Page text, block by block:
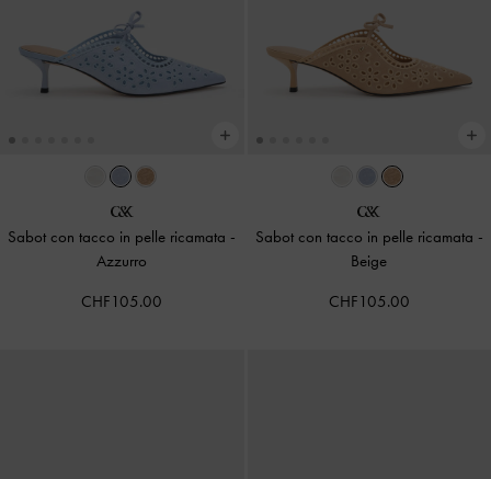
Sabot con tacco in pelle ricamata -
Azzurro
CHF105.00
Sabot con tacco in pelle ricamata -
Beige
CHF105.00